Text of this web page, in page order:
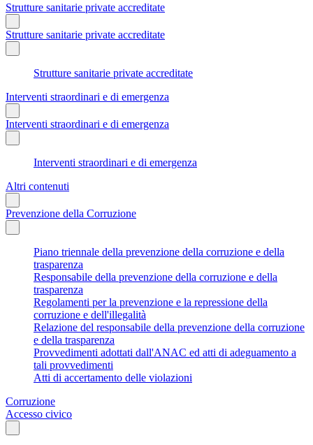
Strutture sanitarie private accreditate
Strutture sanitarie private accreditate
Strutture sanitarie private accreditate
Interventi straordinari e di emergenza
Interventi straordinari e di emergenza
Interventi straordinari e di emergenza
Altri contenuti
Prevenzione della Corruzione
Piano triennale della prevenzione della corruzione e della
trasparenza
Responsabile della prevenzione della corruzione e della
trasparenza
Regolamenti per la prevenzione e la repressione della
corruzione e dell'illegalità
Relazione del responsabile della prevenzione della corruzione
e della trasparenza
Provvedimenti adottati dall'ANAC ed atti di adeguamento a
tali provvedimenti
Atti di accertamento delle violazioni
Corruzione
Accesso civico